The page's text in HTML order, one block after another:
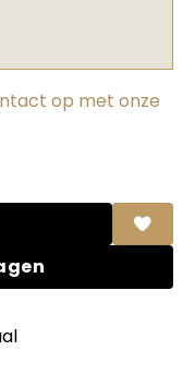
op met onze
aantal